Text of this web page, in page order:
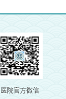
医院官方微信